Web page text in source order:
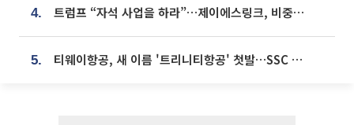
4. 트럼프 “자석 사업을 하라”…제이에스링크, 비중국 영구자석 공급망 구축 속도
5. 티웨이항공, 새 이름 '트리니티항공' 첫발…SSC 전략 본격화